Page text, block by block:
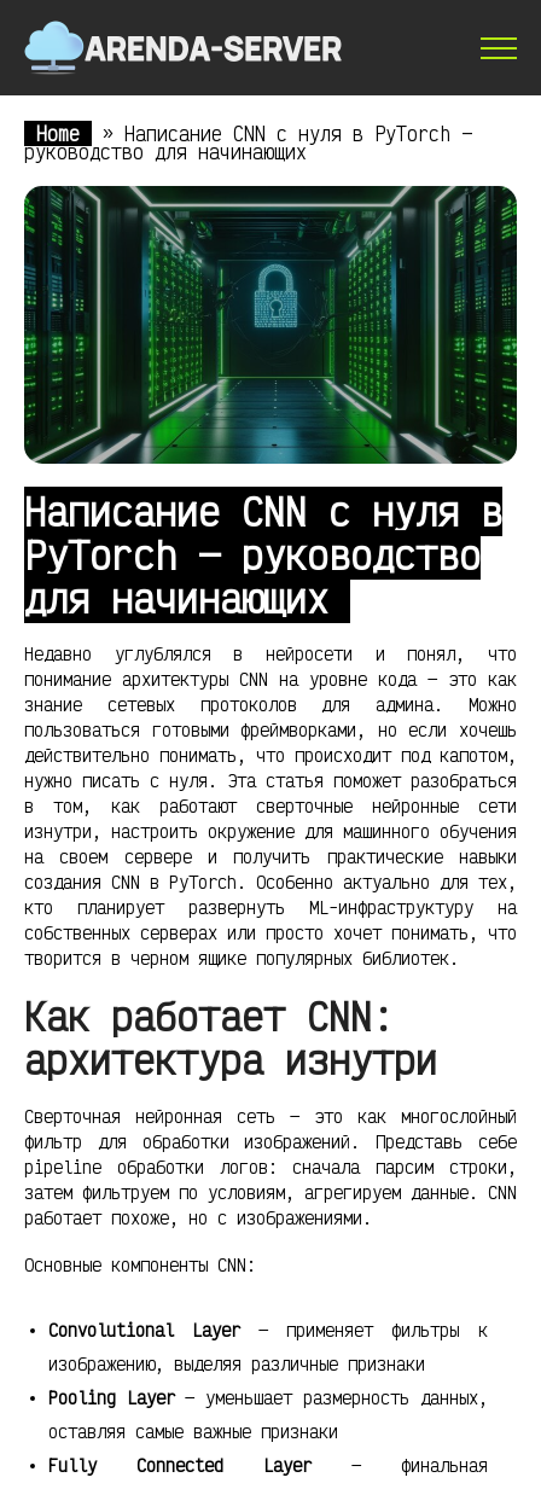
Home » Написание CNN с нуля в PyTorch —
руководство для начинающих
Написание CNN с нуля в
PyTorch — руководство
для начинающих
Недавно углублялся в нейросети и понял, что
понимание архитектуры CNN на уровне кода — это как
знание сетевых протоколов для админа. Можно
пользоваться готовыми фреймворками, но если хочешь
действительно понимать, что происходит под капотом,
нужно писать с нуля. Эта статья поможет разобраться
в том, как работают сверточные нейронные сети
изнутри, настроить окружение для машинного обучения
на своем сервере и получить практические навыки
создания CNN в PyTorch. Особенно актуально для тех,
кто планирует развернуть ML-инфраструктуру на
собственных серверах или просто хочет понимать, что
творится в черном ящике популярных библиотек.
Как работает CNN:
архитектура изнутри
Сверточная нейронная сеть — это как многослойный
фильтр для обработки изображений. Представь себе
pipeline обработки логов: сначала парсим строки,
затем фильтруем по условиям, агрегируем данные. CNN
работает похоже, но с изображениями.
Основные компоненты CNN:
Convolutional Layer— применяет фильтры к
изображению, выделяя различные признаки
Pooling Layer— уменьшает размерность данных,
оставляя самые важные признаки
Fully Connected Layer— финальная